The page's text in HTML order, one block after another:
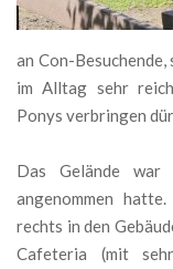
an Con-
im Alltag sehr
Ponys verbringen
Das Gelände
angenommen
rechts in den
Cafeteria (mit